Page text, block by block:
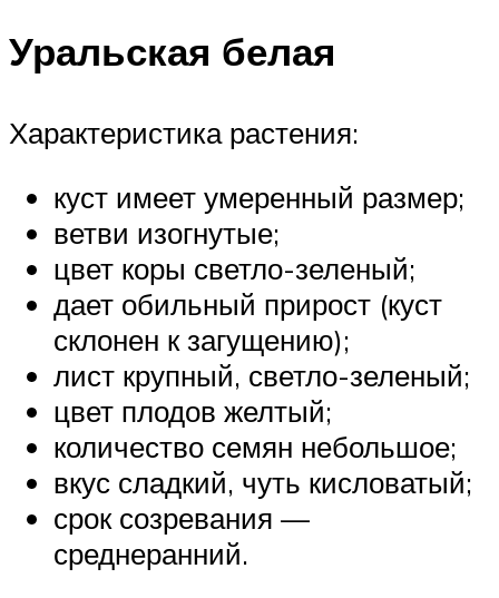
Уральская белая
Характеристика растения:
куст имеет умеренный размер;
ветви изогнутые;
цвет коры светло-зеленый;
дает обильный прирост (куст
склонен к загущению);
лист крупный, светло-зеленый;
цвет плодов желтый;
количество семян небольшое;
вкус сладкий, чуть кисловатый;
срок созревания —
среднеранний.